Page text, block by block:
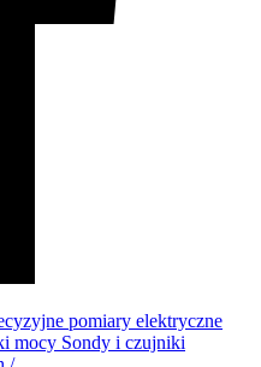
pomiary elektryczne
mocy Sondy i czujniki